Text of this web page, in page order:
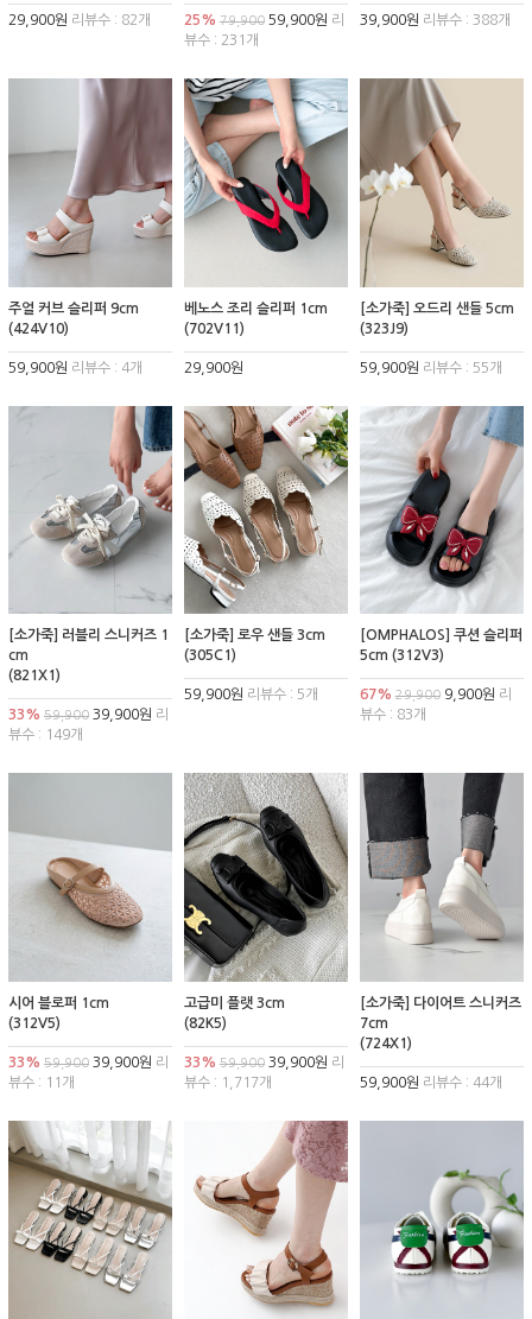
29,900원 리뷰수 : 82개 25% 79,90059,900원 리
뷰수 : 231개
39,900원 리뷰수 : 388개
주얼 커브 슬리퍼 9cm
(424V10)
59,900원 리뷰수 : 4개
베노스 조리 슬리퍼 1cm
(702V11)
29,900원
[소가죽] 오드리 샌들 5cm
(323J9)
59,900원 리뷰수 : 55개
[소가죽] 러블리 스니커즈 1
cm
(821X1)
33% 59,900 39,900원 리
뷰수 : 149개
[소가죽] 로우 샌들 3cm
(305C1)
59,900원 리뷰수 : 5개
[OMPHALOS] 쿠션 슬리퍼
5cm (312V3)
67% 29,9009,900원 리
뷰수 : 83개
시어 블로퍼 1cm
(312V5)
33% 59,900 39,900원 리
뷰수 : 11개
고급미 플랫 3cm
(82K5)
33% 59,90039,900원 리
뷰수 : 1,717개
[소가죽] 다이어트 스니커즈
7cm
(724X1)
59,900원 리뷰수 : 44개